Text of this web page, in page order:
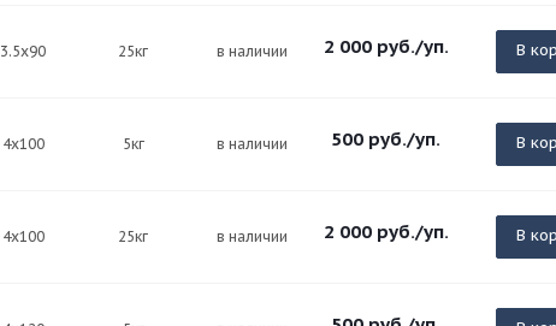
3.5х90 25кг в наличии 2 000руб./уп. В
4х100 5кг в наличии 500 руб./уп. В
4х100 25кг в наличии 2 000руб./уп. В